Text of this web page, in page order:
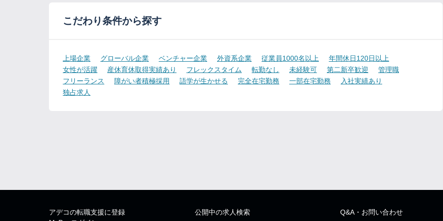
こだわり条件から探す
上場企業 グローバル企業 ベンチャー企業 外資系企業 従業員1000名以上
年間休日120日以上
女性が活躍
産休育休取得実績あり フレックスタイム 転勤なし 未経験可 第二新卒歓迎
管理職
フリーランス
障がい者積極採用 語学が生かせる 完全在宅勤務 一部在宅勤務
入社実績あり
独占求人
アデコの転職支援に登録
公開中の求人検索 Q&A・お問い合わせ